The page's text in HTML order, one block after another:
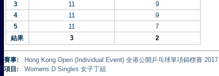
3
11
9
4
11
9
5
11
7
結果
3 2
賽事:
Hong Kong Open (Individual Event) 全港公開乒乓球單項錦標賽 2017
項目:
Womens D Singles 女子丁組